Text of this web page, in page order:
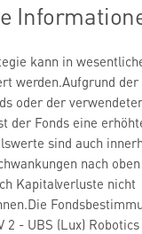
kann in
werden.Aufgrund der
oder der
der Fonds eine
sind auch
nach
Kapitalverluste nicht
2 - UBS (Lux)